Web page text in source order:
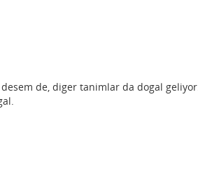
de, diger tanimlar da dogal